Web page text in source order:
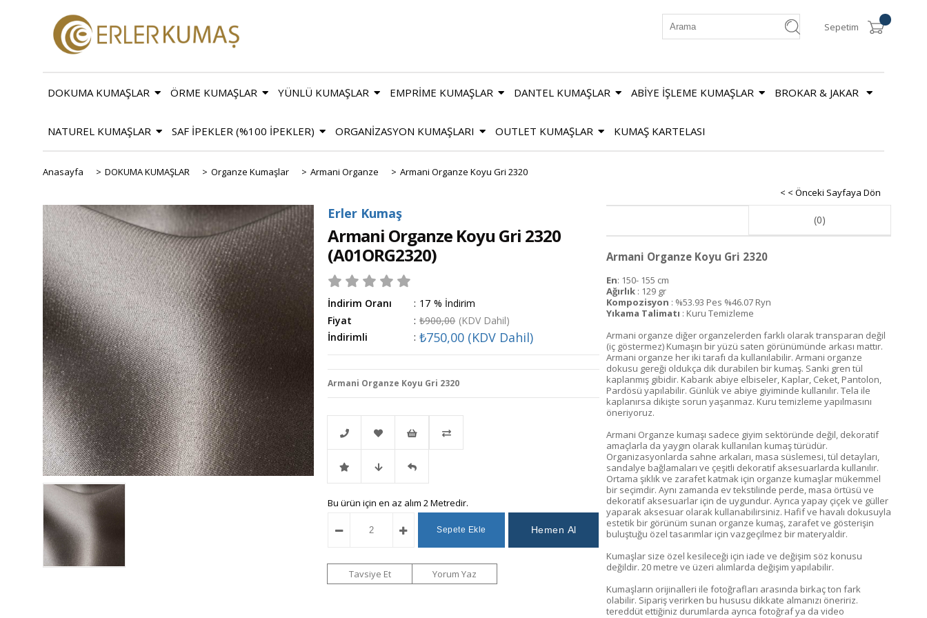
Sepetim
DOKUMA KUMAŞLAR ÖRME KUMAŞLAR YÜNLÜ KUMAŞLAR EMPRİME KUMAŞLAR DANTEL KUMAŞLAR ABİYE İŞLEME KUMAŞLAR BROKAR & JAKAR
NATUREL KUMAŞLAR SAF İPEKLER (%100 İPEKLER) ORGANİZASYON KUMAŞLARI OUTLET KUMAŞLAR KUMAŞ KARTELASI
Anasayfa > DOKUMA KUMAŞLAR > Organze Kumaşlar > Armani Organze > Armani Organze Koyu Gri 2320
< < Önceki Sayfaya Dön
Erler Kumaş
Armani Organze Koyu Gri 2320
(A01ORG2320)
İndirim Oranı : %
17
İndirim
Fiyat
: ₺900,00 (KDV Dahil)
İndirimli
: ₺750,00 (KDV Dahil)
Armani Organze Koyu Gri 2320
Telefonla
Sipariş
Favorilere
Ekle
İstek
Listeme
Ekle
İndirimli Fiyat
Düşünce
Haber
Gelince
Haber
Bu ürün için en az alım 2 Metredir.
Tavsiye Et Yorum Yaz
(0)
Armani Organze Koyu Gri 2320
En: 150- 155 cm
Ağırlık: 129 gr
Kompozisyon : %53.93 Pes %46.07 Ryn
Yıkama Talimatı : Kuru Temizleme
Armani organze diğer organzelerden farklı olarak transparan değil
(iç göstermez) Kumaşın bir yüzü saten görünümünde arkası mattır.
Armani organze her iki tarafı da kullanılabilir. Armani organze
dokusu gereği oldukça dik durabilen bir kumaş. Sanki gren tül
kaplanmış gibidir. Kabarık abiye elbiseler, Kaplar, Ceket, Pantolon,
Pardösü yapılabilir. Günlük ve abiye giyiminde kullanılır. Tela ile
kaplanırsa dikişte sorun yaşanmaz. Kuru temizleme yapılmasını
öneriyoruz.
Armani Organze kumaşı sadece giyim sektöründe değil, dekoratif
amaçlarla da yaygın olarak kullanılan kumaş türüdür.
Organizasyonlarda sahne arkaları, masa süslemesi, tül detayları,
sandalye bağlamaları ve çeşitli dekoratif aksesuarlarda kullanılır.
Ortama şıklık ve zarafet katmak için organze kumaşlar mükemmel
bir seçimdir. Aynı zamanda ev tekstilinde perde, masa örtüsü ve
dekoratif aksesuarlar için de uygundur. Ayrıca yapay çiçek ve güller
yaparak aksesuar olarak kullanabilirsiniz. Hafif ve havalı dokusuyla
estetik bir görünüm sunan organze kumaş, zarafet ve gösterişin
buluştuğu özel tasarımlar için vazgeçilmez bir materyaldir.
Kumaşlar size özel kesileceği için iade ve değişim söz konusu
değildir. 20 metre ve üzeri alımlarda değişim yapılabilir.
Kumaşların orijinalleri ile fotoğrafları arasında birkaç ton fark
olabilir. Sipariş verirken bu hususu dikkate almanızı öneririz.
tereddüt ettiğiniz durumlarda ayrıca fotoğraf ya da video